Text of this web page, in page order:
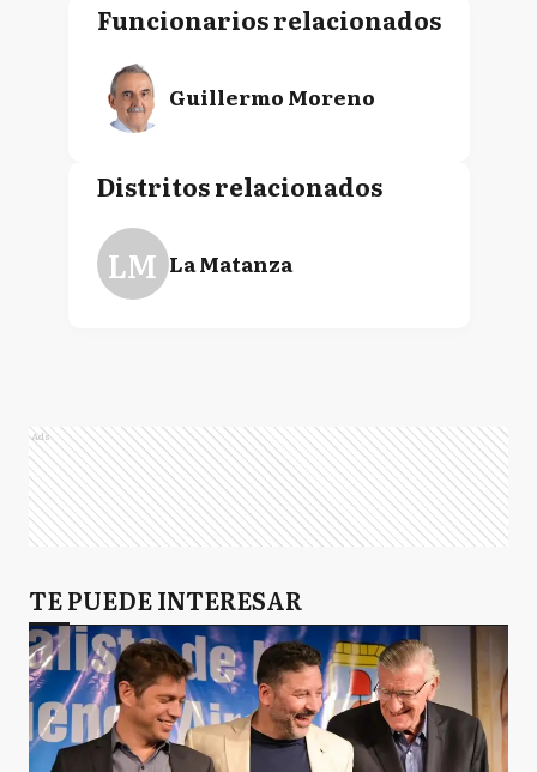
Funcionarios relacionados
Guillermo Moreno
Distritos relacionados
LM La Matanza
Ads
TE PUEDE INTERESAR